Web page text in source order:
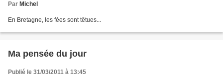
Par Michel
En Bretagne, les fées sont têtues...
Ma pensée du jour
Publié le 31/03/2011 à 13:45